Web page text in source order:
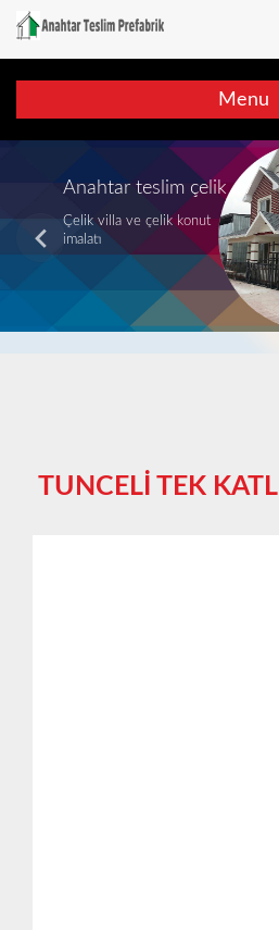
Menu
Anahtar teslim çelik ev
Çelik villa ve çelik konut
imalatı
TUNCELİ TEK KATLI